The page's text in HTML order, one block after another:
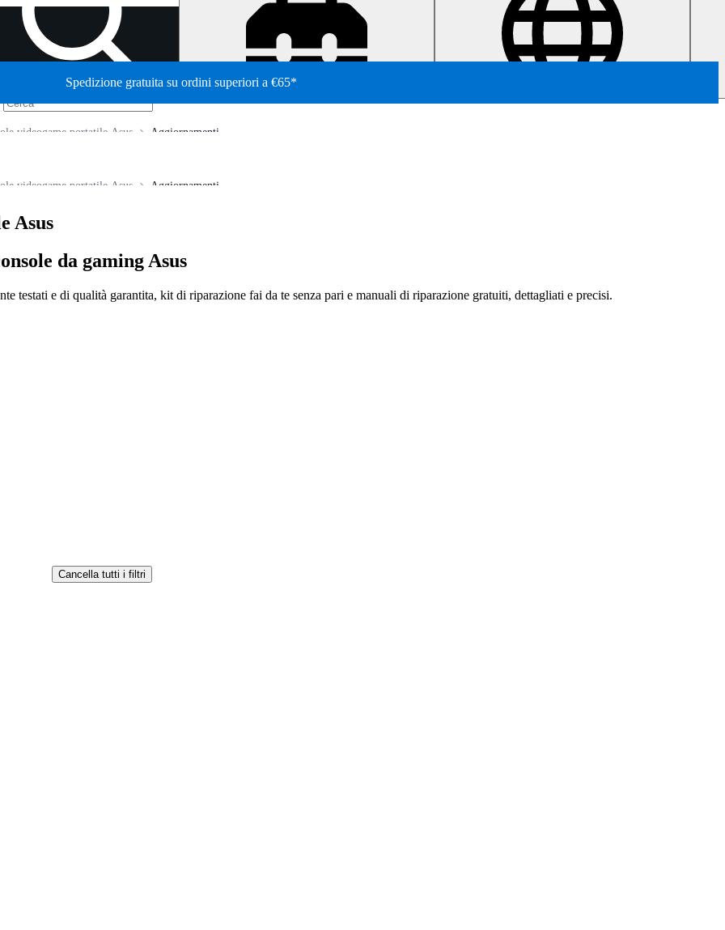
Spedizione gratuita su ordini superiori a €65*
Aggiornamenti
videogame portatile Asus
Aggiornamenti
videogame portatile Asus
Asus
da gaming Asus
testati e di qualità garantita, kit di riparazione fai da te senza pari e manuali di riparazione gratuiti, dettagliati e precisi.
Cancella tutti i filtri